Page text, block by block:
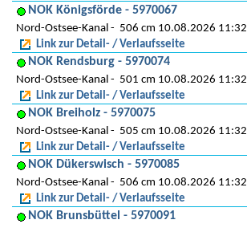
NOK Königsförde - 5970067
Nord-Ostsee-Kanal
506 cm 10.08.2026 11:32
Link zur Detail- / Verlaufsseite
NOK Rendsburg - 5970074
Nord-Ostsee-Kanal
501 cm 10.08.2026 11:32
Link zur Detail- / Verlaufsseite
NOK Breiholz - 5970075
Nord-Ostsee-Kanal
505 cm 10.08.2026 11:32
Link zur Detail- / Verlaufsseite
NOK Dükerswisch - 5970085
Nord-Ostsee-Kanal
506 cm 10.08.2026 11:32
Link zur Detail- / Verlaufsseite
NOK Brunsbüttel - 5970091